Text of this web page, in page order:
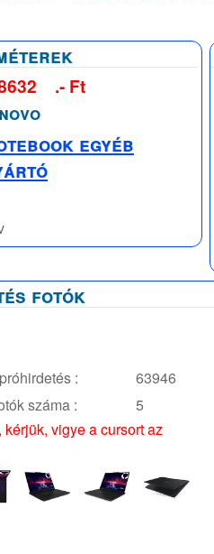
.- Ft
egyéb
fotók
:
63946
száma :
5
vigye a cursort az